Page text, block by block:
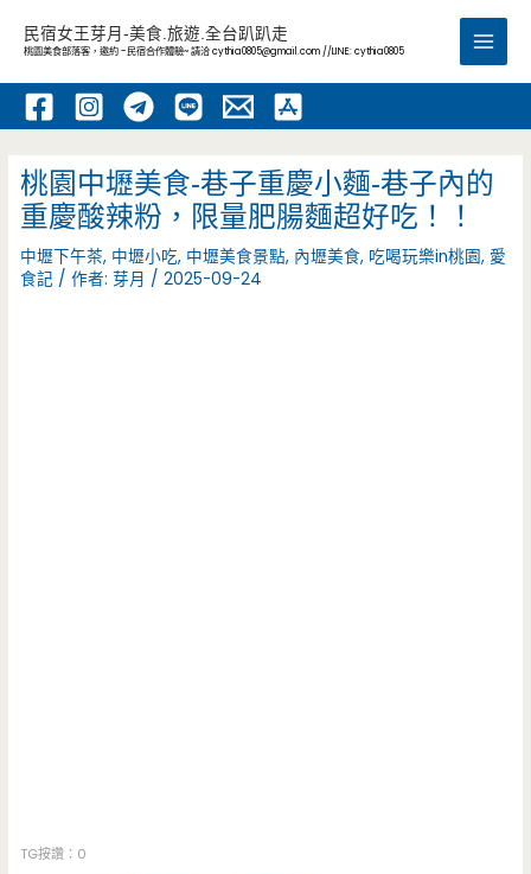
內
民宿女王芽月-美食.旅遊.全台趴趴走
桃園美食部落客，邀約 -民宿合作體驗~ 請洽cythia0805@gmail.com //LINE: cythia0805
Main
桃園中壢美食-巷子重慶小麵-巷子內的
重慶酸辣粉，限量肥腸麵超好吃！！
中壢下午茶, 中壢小吃, 中壢美食景點, 內壢美食, 吃喝玩樂in桃園, 愛
食記 / 作者:芽月 /2025-09-24
TG按讚：0